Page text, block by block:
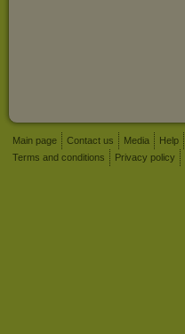
Main page Contact us Media Help
Terms and conditions
Privacy policy